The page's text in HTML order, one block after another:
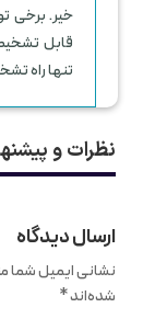
خیر. برخی
قابل
تنها راه
نظرات و
ارسال دیدگاه
نشانی ایمیل شما
شده‌اند*